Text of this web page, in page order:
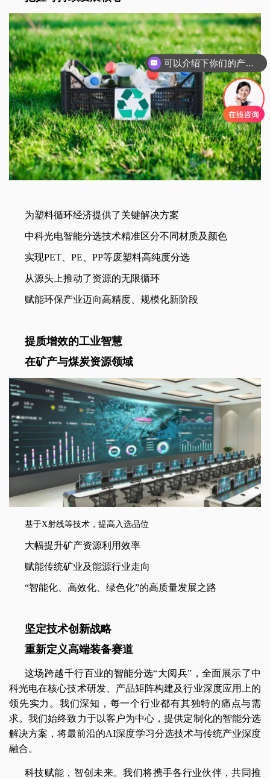
为塑料循环经济提供了关键解决方案
中科光电智能分选技术精准区分不同材质及颜色
实现PET、PE、PP等废塑料高纯度分选
从源头上推动了资源的无限循环
赋能环保产业迈向高精度、规模化新阶段
提质增效的工业智慧
在矿产与煤炭资源领域
基于X射线等技术，提高入选品位
大幅提升矿产资源利用效率
赋能传统矿业及能源行业走向
“智能化、高效化、绿色化”的高质量发展之路
坚定技术创新战略
重新定义高端装备赛道
这场跨越千行百业的智能分选“大阅兵”，全面展示了中
科光电在核心技术研发、产品矩阵构建及行业深度应用上的
领先实力。我们深知，每一个行业都有其独特的痛点与需
求。我们始终致力于以客户为中心，提供定制化的智能分选
解决方案，将最前沿的AI深度学习分选技术与传统产业深度
融合。
科技赋能，智创未来。我们将携手各行业伙伴，共同推
可以介绍下你们的产品么